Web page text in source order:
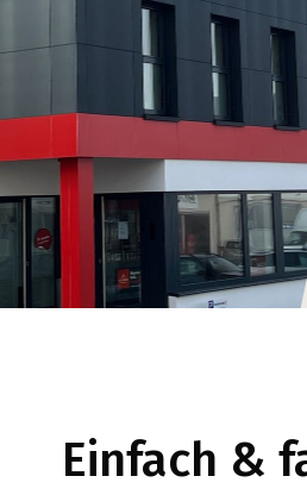
Einfach &